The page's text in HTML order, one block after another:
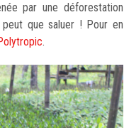
par une déforestation
peut que saluer ! Pour en
.